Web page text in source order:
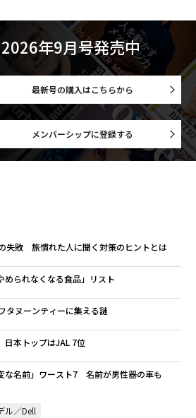
2026年9月号発売中
最新号の購入はこちらから
メンバーシップに登録する
失敗 旅慣れた人に聞く対策のヒントとは
められなくなる食品」リスト
タヌーンティーに集える謎
日本トップはJAL 7位
な名前」ワースト7 名前が男性器の車も
ル／Dell